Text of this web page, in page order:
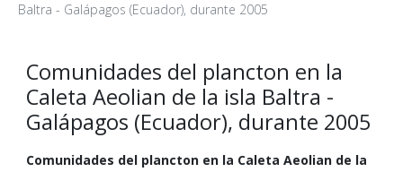
Baltra - Galápagos (Ecuador), durante 2005
Comunidades del plancton en la
Caleta Aeolian de la isla Baltra -
Galápagos (Ecuador), durante 2005
Comunidades del plancton en la Caleta Aeolian de la